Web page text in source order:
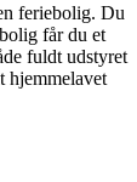
feriebolig. Du
får du et
fuldt udstyret
hjemmelavet